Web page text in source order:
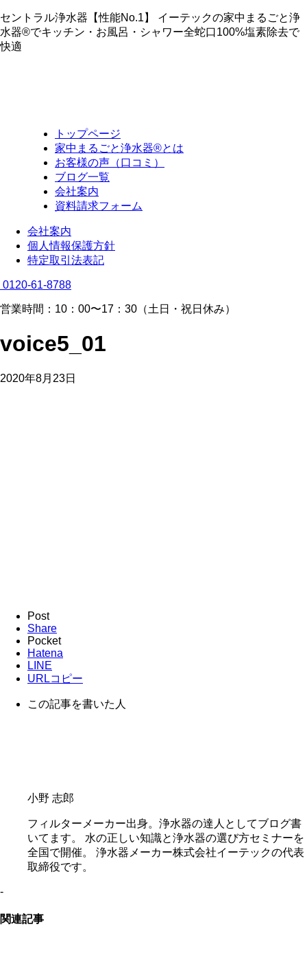
セントラル浄水器【性能No.1】 イーテックの家中まるごと浄
水器®でキッチン・お風呂・シャワー全蛇口100%塩素除去で
快適
トップページ
家中まるごと浄水器®とは
お客様の声（口コミ）
ブログ一覧
会社案内
資料請求フォーム
会社案内
個人情報保護方針
特定取引法表記
0120-61-8788
営業時間：10：00〜17：30（土日・祝日休み）
voice5_01
2020年8月23日
Post
Share
Pocket
Hatena
LINE
URLコピー
この記事を書いた人
小野 志郎
フィルターメーカー出身。浄水器の達人としてブログ書
いてます。 水の正しい知識と浄水器の選び方セミナーを
全国で開催。 浄水器メーカー株式会社イーテックの代表
取締役です。
-
関連記事